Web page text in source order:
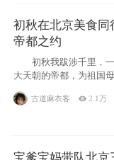
初秋在北京美食同
帝都之约
初秋我跋涉千里，一
大天朝的帝都，为祖国
古道麻衣客 2.1万